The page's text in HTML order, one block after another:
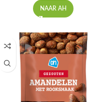
NAAR AH